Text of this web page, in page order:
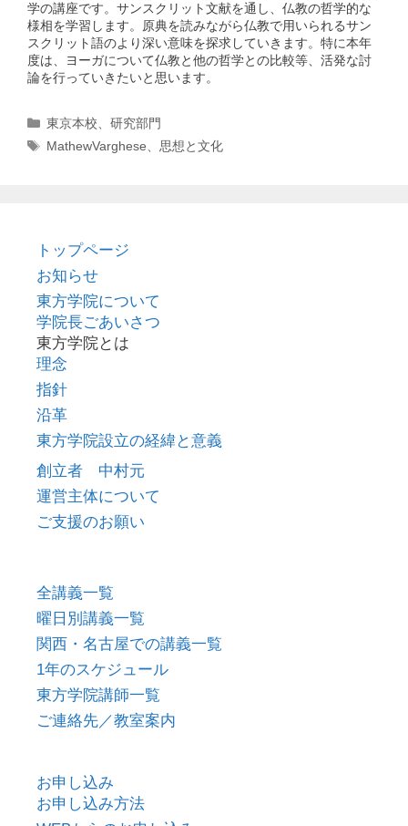
学の講座です。サンスクリット文献を通し、仏教の哲学的な
様相を学習します。原典を読みながら仏教で用いられるサン
スクリット語のより深い意味を探求していきます。特に本年
度は、ヨーガについて仏教と他の哲学との比較等、活発な討
論を行っていきたいと思います。
カ
テ
東京本校、研究部門
タ
MathewVarghese、思想と文化
トップページ
お知らせ
東方学院について
学院長ごあいさつ
東方学院とは
理念
指針
沿革
東方学院設立の経緯と意義
創立者 中村元
運営主体について
ご支援のお願い
全講義一覧
曜日別講義一覧
関西・名古屋での講義一覧
1年のスケジュール
東方学院講師一覧
ご連絡先／教室案内
お申し込み
お申し込み方法